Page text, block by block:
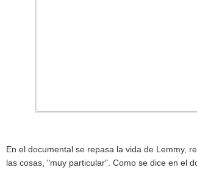
En el documental se repasa la vida de Lemmy,
las cosas, "muy particular". Como se dice en el